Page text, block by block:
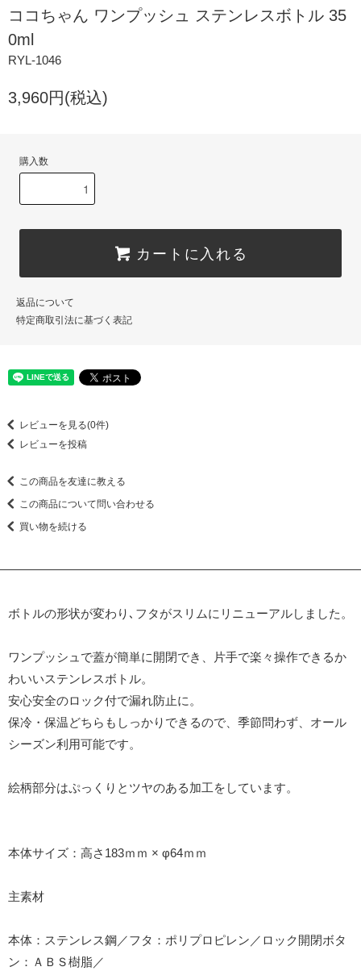
ココちゃん ワンプッシュ ステンレスボトル 35
0ml
RYL-1046
3,960円(税込)
購入数
カートに入れる
返品について
特定商取引法に基づく表記
レビューを見る(0件)
レビューを投稿
この商品を友達に教える
この商品について問い合わせる
買い物を続ける
ボトルの形状が変わり､フタがスリムにリニューアルしました。
ワンプッシュで蓋が簡単に開閉でき、片手で楽々操作できるか
わいいステンレスボトル。
安心安全のロック付で漏れ防止に。
保冷・保温どちらもしっかりできるので、季節問わず、オール
シーズン利用可能です。
絵柄部分はぷっくりとツヤのある加工をしています。
本体サイズ：高さ183ｍｍ × φ64ｍｍ
主素材
本体：ステンレス鋼／フタ：ポリプロピレン／ロック開閉ボタ
ン：ＡＢＳ樹脂／